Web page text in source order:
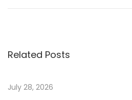
a
c
Related Posts
July 28, 2026